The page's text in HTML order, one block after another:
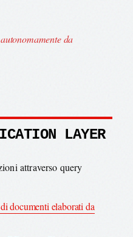
da
LAYER
attraverso query
documenti elaborati da